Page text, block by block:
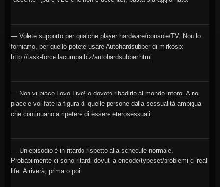
— Volete supporto per qualche player hardware/console/TV. Non lo
forniamo, per quello potete usare Autohardsubber di mirkosp:
http://task-force.lacumpa.biz/autohardsubber.html
— Non vi piace Love Live! e dovete ribadirlo al mondo intero. A noi
piace e voi fate la figura di quelle persone dalla sessualità ambigua
che continuano a ripetere di essere eterosessuali.
— Un episodio è in ritardo rispetto alla schedule normale.
Probabilmente ci sono ritardi dovuti a encode/typeset/problemi di real
life. Arriverà, prima o poi.